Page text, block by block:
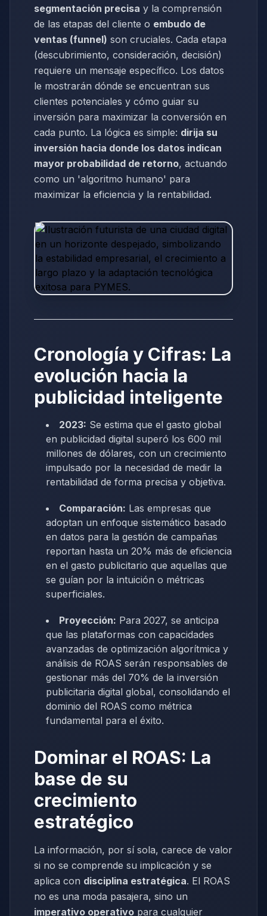
segmentación precisa y la comprensión
de las etapas del cliente o embudo de
ventas (funnel) son cruciales. Cada etapa
(descubrimiento, consideración, decisión)
requiere un mensaje específico. Los datos
le mostrarán dónde se encuentran sus
clientes potenciales y cómo guiar su
inversión para maximizar la conversión en
cada punto. La lógica es simple: dirija su
inversión hacia donde los datos indican
mayor probabilidad de retorno, actuando
como un 'algoritmo humano' para
maximizar la eficiencia y la rentabilidad.
Cronología y Cifras: La
evolución hacia la
publicidad inteligente
2023: Se estima que el gasto global
en publicidad digital superó los 600 mil
millones de dólares, con un crecimiento
impulsado por la necesidad de medir la
rentabilidad de forma precisa y objetiva.
Comparación: Las empresas que
adoptan un enfoque sistemático basado
en datos para la gestión de campañas
reportan hasta un 20% más de eficiencia
en el gasto publicitario que aquellas que
se guían por la intuición o métricas
superficiales.
Proyección: Para 2027, se anticipa
que las plataformas con capacidades
avanzadas de optimización algorítmica y
análisis de ROAS serán responsables de
gestionar más del 70% de la inversión
publicitaria digital global, consolidando el
dominio del ROAS como métrica
fundamental para el éxito.
Dominar el ROAS: La
base de su
crecimiento
estratégico
La información, por sí sola, carece de valor
si no se comprende su implicación y se
aplica con disciplina estratégica. El ROAS
no es una moda pasajera, sino un
imperativo operativo para cualquier